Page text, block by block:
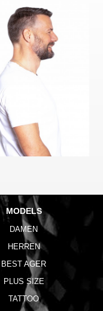
MODELS
DAMEN
HERREN
BEST AGER
PLUS SIZE
TATTOO